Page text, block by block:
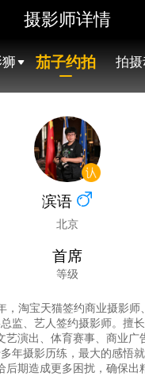
摄影师详情
茄子约拍 拍
滨语
北京
首席
等级
，淘宝天猫签约商业摄影师
监、艺人签约摄影师。擅
艺演出、体育赛事、商业广
年摄影历练，最大的感悟
后期造成更多困扰，确保出